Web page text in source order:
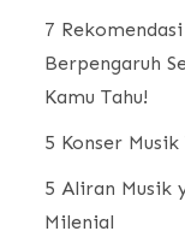
7
Berpengaruh
Kamu Tahu!
5 Konser
5 Aliran Musik
Milenial